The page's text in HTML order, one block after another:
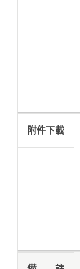
附件下載